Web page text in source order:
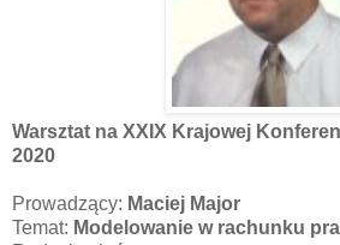
Warsztat na XXIX Krajowej
2020
Prowadzący: Maciej Major
Temat: Modelowanie w rachunku